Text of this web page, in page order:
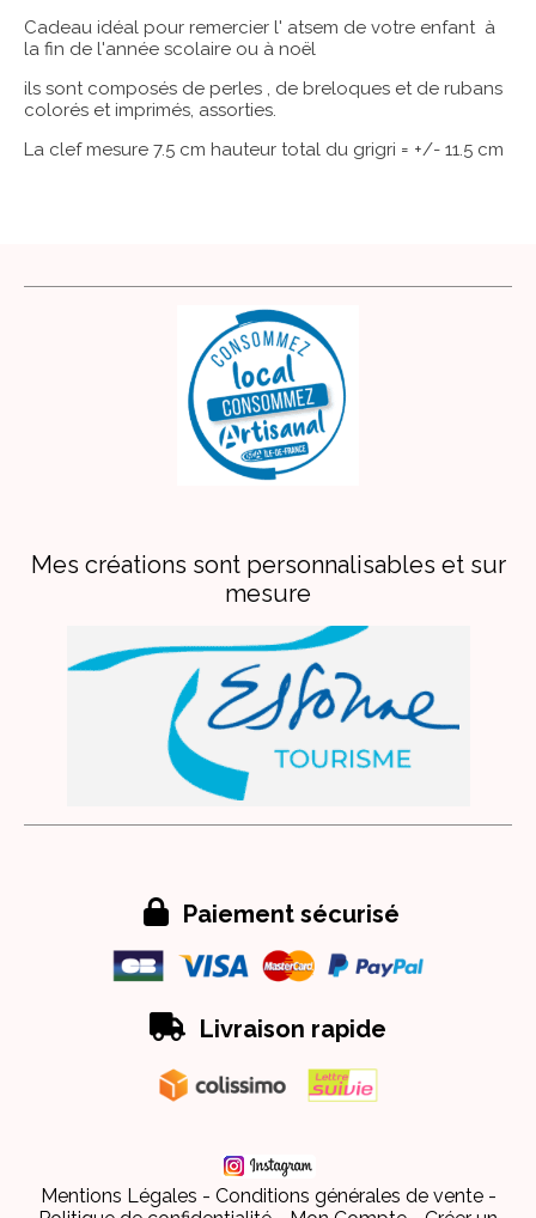
Cadeau idéal pour remercier l' atsem de votre enfant à
la fin de l'année scolaire ou à noël
ils sont composés de perles , de breloques et de rubans
colorés et imprimés, assorties.
La clef mesure 7.5 cm hauteur total du grigri = +/- 11.5 cm
Mes créations sont personnalisables et sur
mesure
 Paiement sécurisé
 Livraison rapide
Mentions Légales
Conditions générales de vente